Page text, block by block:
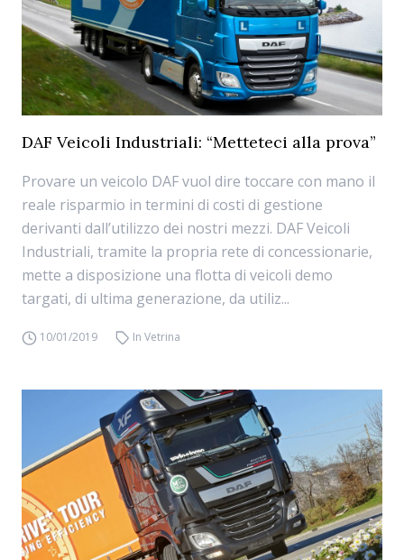
DAF Veicoli Industriali: “Metteteci alla prova”
Provare un veicolo DAF vuol dire toccare con mano il
reale risparmio in termini di costi di gestione
derivanti dall’utilizzo dei nostri mezzi. DAF Veicoli
Industriali, tramite la propria rete di concessionarie,
mette a disposizione una flotta di veicoli demo
targati, di ultima generazione, da utiliz...
10/01/2019 In Vetrina